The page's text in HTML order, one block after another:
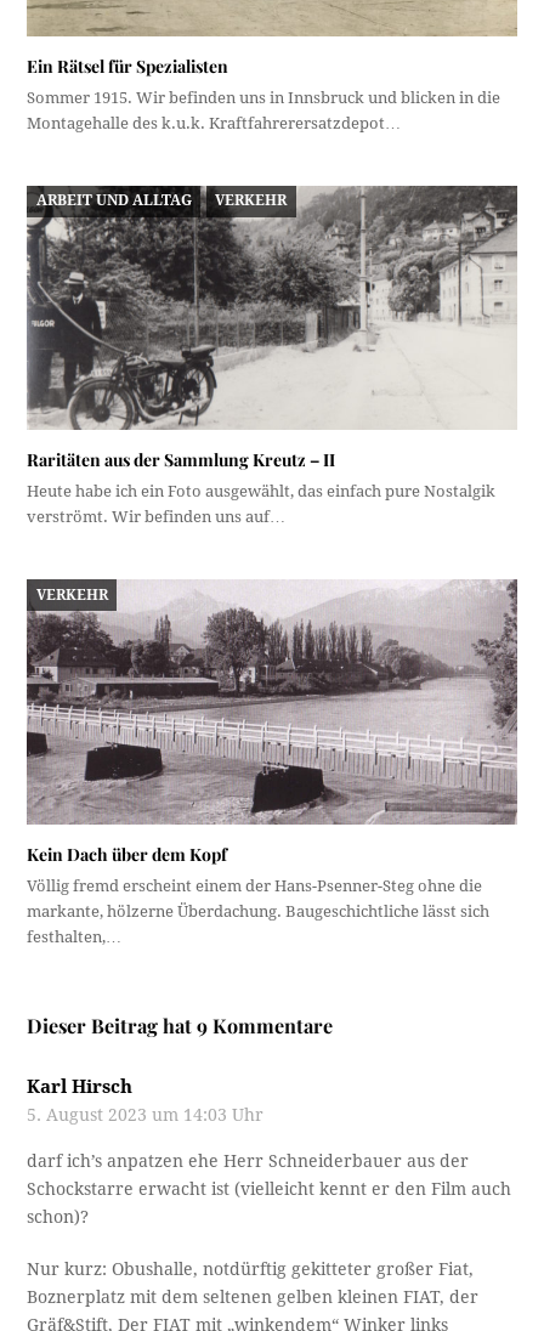
Ein Rätsel für Spezialisten
Sommer 1915. Wir befinden uns in Innsbruck und blicken in die
Montagehalle des k.u.k. Kraftfahrerersatzdepot…
ARBEIT UND ALLTAG VERKEHR
Raritäten aus der Sammlung Kreutz – II
Heute habe ich ein Foto ausgewählt, das einfach pure Nostalgik
verströmt. Wir befinden uns auf…
VERKEHR
Kein Dach über dem Kopf
Völlig fremd erscheint einem der Hans-Psenner-Steg ohne die
markante, hölzerne Überdachung. Baugeschichtliche lässt sich
festhalten,…
Dieser Beitrag hat 9 Kommentare
Karl Hirsch
5. August 2023 um 14:03 Uhr
darf ich’s anpatzen ehe Herr Schneiderbauer aus der
Schockstarre erwacht ist (vielleicht kennt er den Film auch
schon)?
Nur kurz: Obushalle, notdürftig gekitteter großer Fiat,
Boznerplatz mit dem seltenen gelben kleinen FIAT, der
Gräf&Stift, Der FIAT mit „winkendem“ Winker links